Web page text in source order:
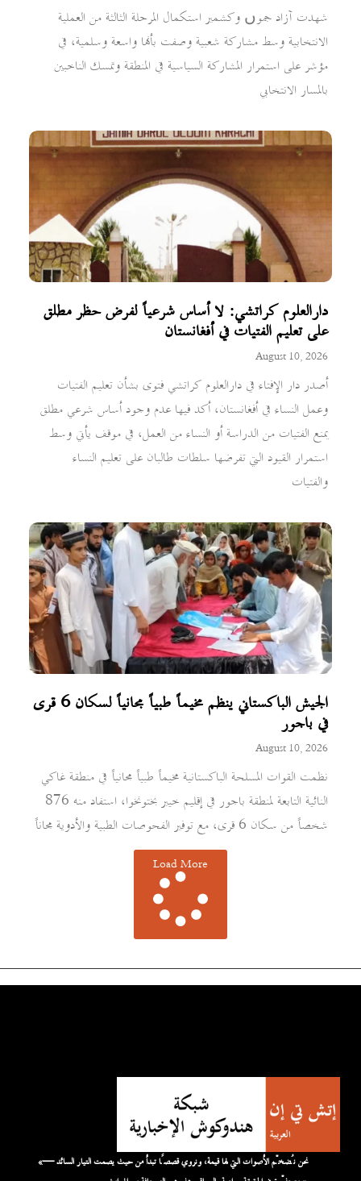
شهدت آزاد جموں وكشمير استكمال المرحلة الثالثة من العملية
الانتخابية وسط مشاركة شعبية وصفت بأنها واسعة وسلمية، في
مؤشر على استمرار المشاركة السياسية في المنطقة وتمسك الناخبين
بالمسار الانتخابي
دارالعلوم كراتشي: لا أساس شرعياً لفرض حظر مطلق
على تعليم الفتيات في أفغانستان
August 10, 2026
أصدر دار الإفتاء في دارالعلوم كراتشي فتوى بشأن تعليم الفتيات
وعمل النساء في أفغانستان، أكد فيها عدم وجود أساس شرعي مطلق
يمنع الفتيات من الدراسة أو النساء من العمل، في موقف يأتي وسط
استمرار القيود التي تفرضها سلطات طالبان على تعليم النساء
والفتيات
الجيش الباكستاني ينظم مخيماً طبياً مجانياً لسكان 6 قرى
في باجور
August 10, 2026
نظمت القوات المسلحة الباكستانية مخيماً طبياً مجانياً في منطقة غاكي
النائية التابعة لمنطقة باجور في إقليم خيبر بختونخوا، استفاد منه 876
شخصاً من سكان 6 قرى، مع توفير الفحوصات الطبية والأدوية مجاناً
Load More
«نحن نُضخّم الأصوات التي لها قيمة، ونروي قصصًا تبدأ من حيث يصمت التيار السائد —